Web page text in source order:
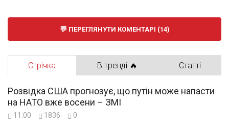
ПЕРЕГЛЯНУТИ КОМЕНТАРІ (14)
Стрічка В тренді 🔥 Статті
Розвідка США прогнозує, що путін може напасти
на НАТО вже восени – ЗМІ
11:00 1836 0